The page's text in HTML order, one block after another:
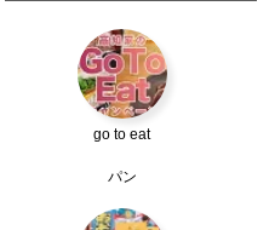
go to eat
パン